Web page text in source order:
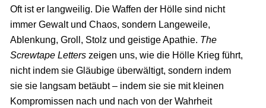
Oft ist er langweilig. Die Waffen der Hölle sind nicht
immer Gewalt und Chaos, sondern Langeweile,
Ablenkung, Groll, Stolz und geistige Apathie. The
Screwtape Letterszeigen uns, wie die Hölle Krieg führt,
nicht indem sie Gläubige überwältigt, sondern indem
sie sie langsam betäubt – indem sie sie mit kleinen
Kompromissen nach und nach von der Wahrheit